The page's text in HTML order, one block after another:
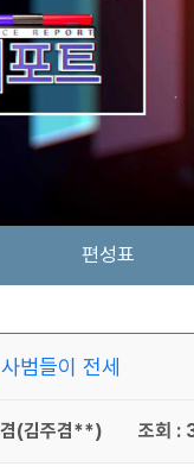
편성표
범들이 전세
겸(김주겸**) 조회 :